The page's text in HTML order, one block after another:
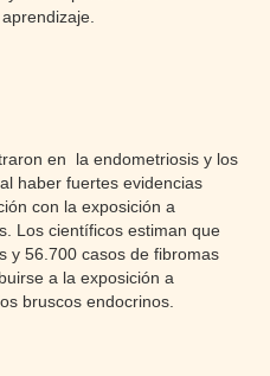
en la endometriosis y los
haber fuertes evidencias
con la exposición a
Los científicos estiman que
y 56.700 casos de fibromas
a la exposición a
bruscos endocrinos.